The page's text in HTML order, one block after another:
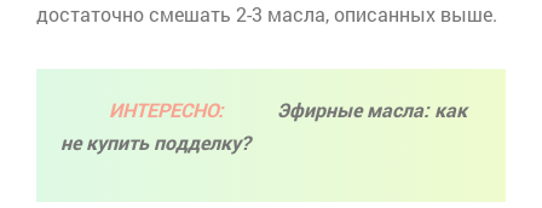
достаточно смешать 2-3 масла, описанных выше.
ИНТЕРЕСНО:
Эфирные масла: как
не купить подделку?